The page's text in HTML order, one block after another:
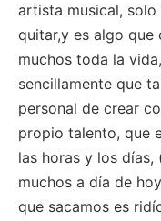
artista musical,
quitar,y es algo
muchos toda la
sencillamente que
personal de crear
propio talento, que
las horas y los
muchos a día de
que sacamos es